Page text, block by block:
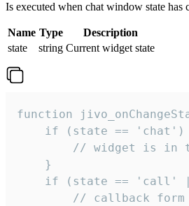
Is executed when chat window state has
Name Type
Description
state
string Current widget state
function
if (state == 'chat')
// widget is in
    }
if (state == 'call'
// callback form